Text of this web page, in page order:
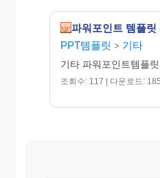
파워포인트 템플릿
PPT템플릿 > 기타
기타 파워포인트템플
조회수: 117 | 다운로드: 185